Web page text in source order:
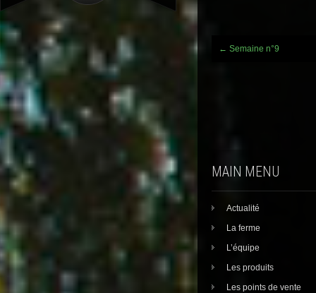
Post
← Semaine n°9
MAIN MENU
Actualité
La ferme
L’équipe
Les produits
Les points de vente